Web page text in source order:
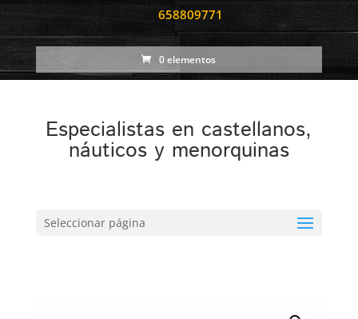
658809771
0 elementos
Especialistas en castellanos,
náuticos y menorquinas
Seleccionar página